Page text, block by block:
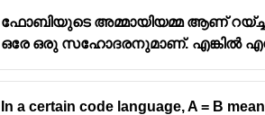
ഫോബിയുടെ അമ്മായിയമ്മ ആണ്
ഒരേ ഒരു സഹോദരനുമാണ്. എങ്കിൽ
In a certain code language, A = B